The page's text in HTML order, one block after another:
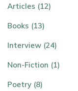
Articles (12)
Books (13)
Interview (24)
Non-Fiction (1)
Poetry (8)